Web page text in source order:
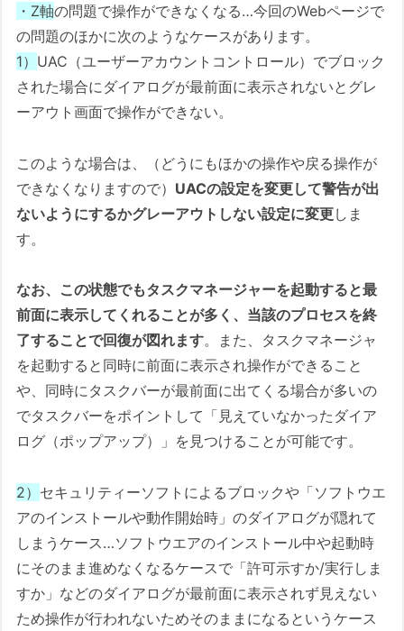
・Z軸の問題で操作ができなくなる…今回のWebページで
の問題のほかに次のようなケースがあります。
1） UAC（ユーザーアカウントコントロール）でブロック
された場合にダイアログが最前面に表示されないとグレ
ーアウト画面で操作ができない。
このような場合は、（どうにもほかの操作や戻る操作が
できなくなりますので） UACの設定を変更して警告が出
ないようにするかグレーアウトしない設定に変更しま
す。
なお、この状態でもタスクマネージャーを起動すると最
前面に表示してくれることが多く、当該のプロセスを終
了することで回復が図れます。また、タスクマネージャ
を起動すると同時に前面に表示され操作ができること
や、同時にタスクバーが最前面に出てくる場合が多いの
でタスクバーをポイントして「見えていなかったダイア
ログ（ポップアップ）」を見つけることが可能です。
2） セキュリティーソフトによるブロックや「ソフトウエ
アのインストールや動作開始時」のダイアログが隠れて
しまうケース…ソフトウエアのインストール中や起動時
にそのまま進めなくなるケースで「許可示すか/実行しま
すか」などのダイアログが最前面に表示されず見えない
ため操作が行われないためそのままになるというケース